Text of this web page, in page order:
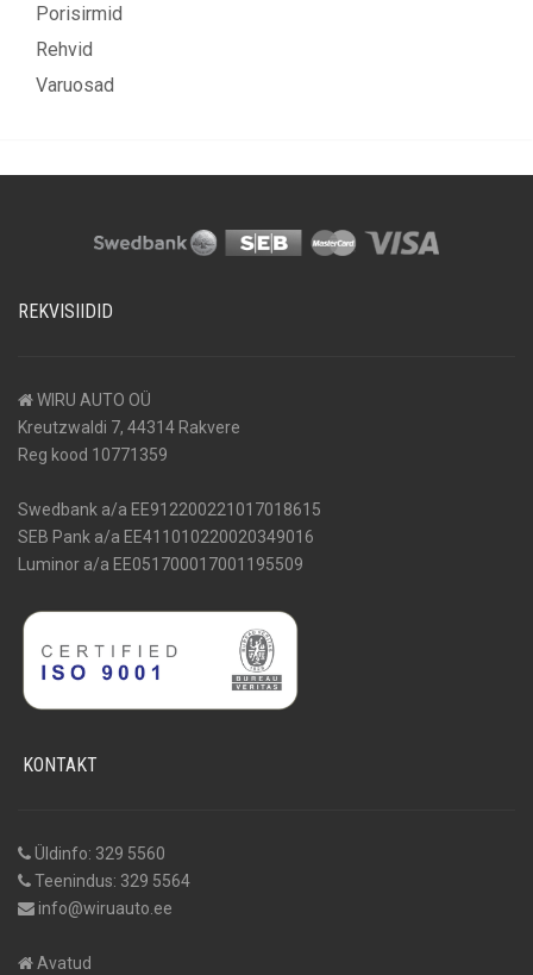
Porisirmid
Rehvid
Varuosad
REKVISIIDID
WIRU AUTO OÜ
Kreutzwaldi 7, 44314 Rakvere
Reg kood 10771359
Swedbank a/a EE912200221017018615
SEB Pank a/a EE411010220020349016
Luminor a/a EE051700017001195509
KONTAKT
Üldinfo: 329 5560
Teenindus: 329 5564
info@wiruauto.ee
Avatud